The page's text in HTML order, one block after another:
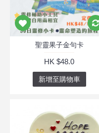
聖靈果子金句卡
HK $48.0
新增至購物車